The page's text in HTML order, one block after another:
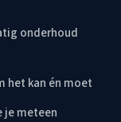
onderhoud
het kan én moet
je meteen